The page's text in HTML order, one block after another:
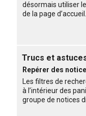
désormais utiliser
de la page d’accueil.
Trucs et
Repérer des
Les filtres de
à l’intérieur des
groupe de notices